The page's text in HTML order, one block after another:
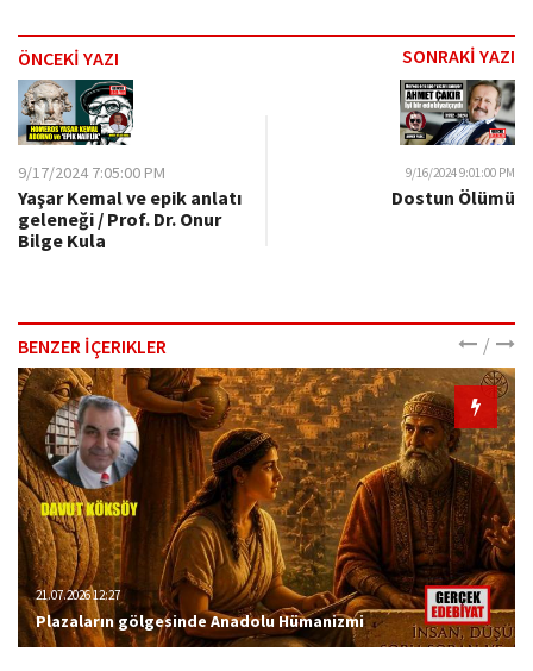
ÖNCEKİ YAZI SONRAKİ YAZI
9/17/2024 7:05:00 PM
Yaşar Kemal ve epik anlatı
geleneği / Prof. Dr. Onur
Bilge Kula
9/16/2024 9:01:00 PM
Dostun Ölümü
BENZER İÇERIKLER /
21.07.2026 12:27
Plazaların gölgesinde Anadolu Hümanizmi